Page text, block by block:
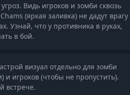
Видь игроков и зомби сквозь
(яркая заливка) не дадут врагу
Узнай, что у противника в руках,
в бой.
визуал отдельно для зомби
игроков (чтобы не пропустить).
встрече.